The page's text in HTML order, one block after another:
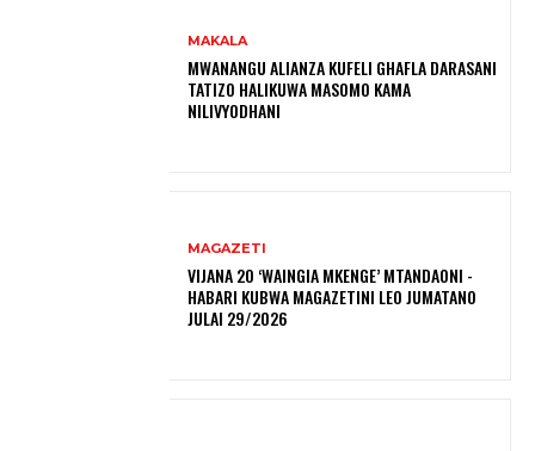
MAKALA
MWANANGU ALIANZA KUFELI GHAFLA DARASANI
TATIZO HALIKUWA MASOMO KAMA
NILIVYODHANI
MAGAZETI
VIJANA 20 ‘WAINGIA MKENGE’ MTANDAONI -
HABARI KUBWA MAGAZETINI LEO JUMATANO
JULAI 29/2026